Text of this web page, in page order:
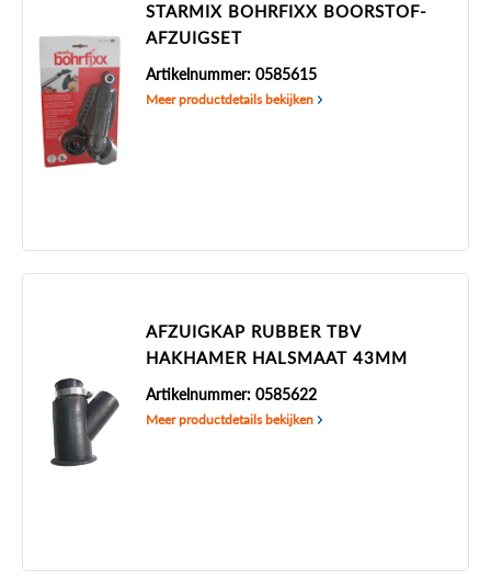
STARMIX BOHRFIXX BOORSTOF-
AFZUIGSET
Artikelnummer: 0585615
Meer productdetails bekijken
AFZUIGKAP RUBBER TBV
HAKHAMER HALSMAAT 43MM
Artikelnummer: 0585622
Meer productdetails bekijken